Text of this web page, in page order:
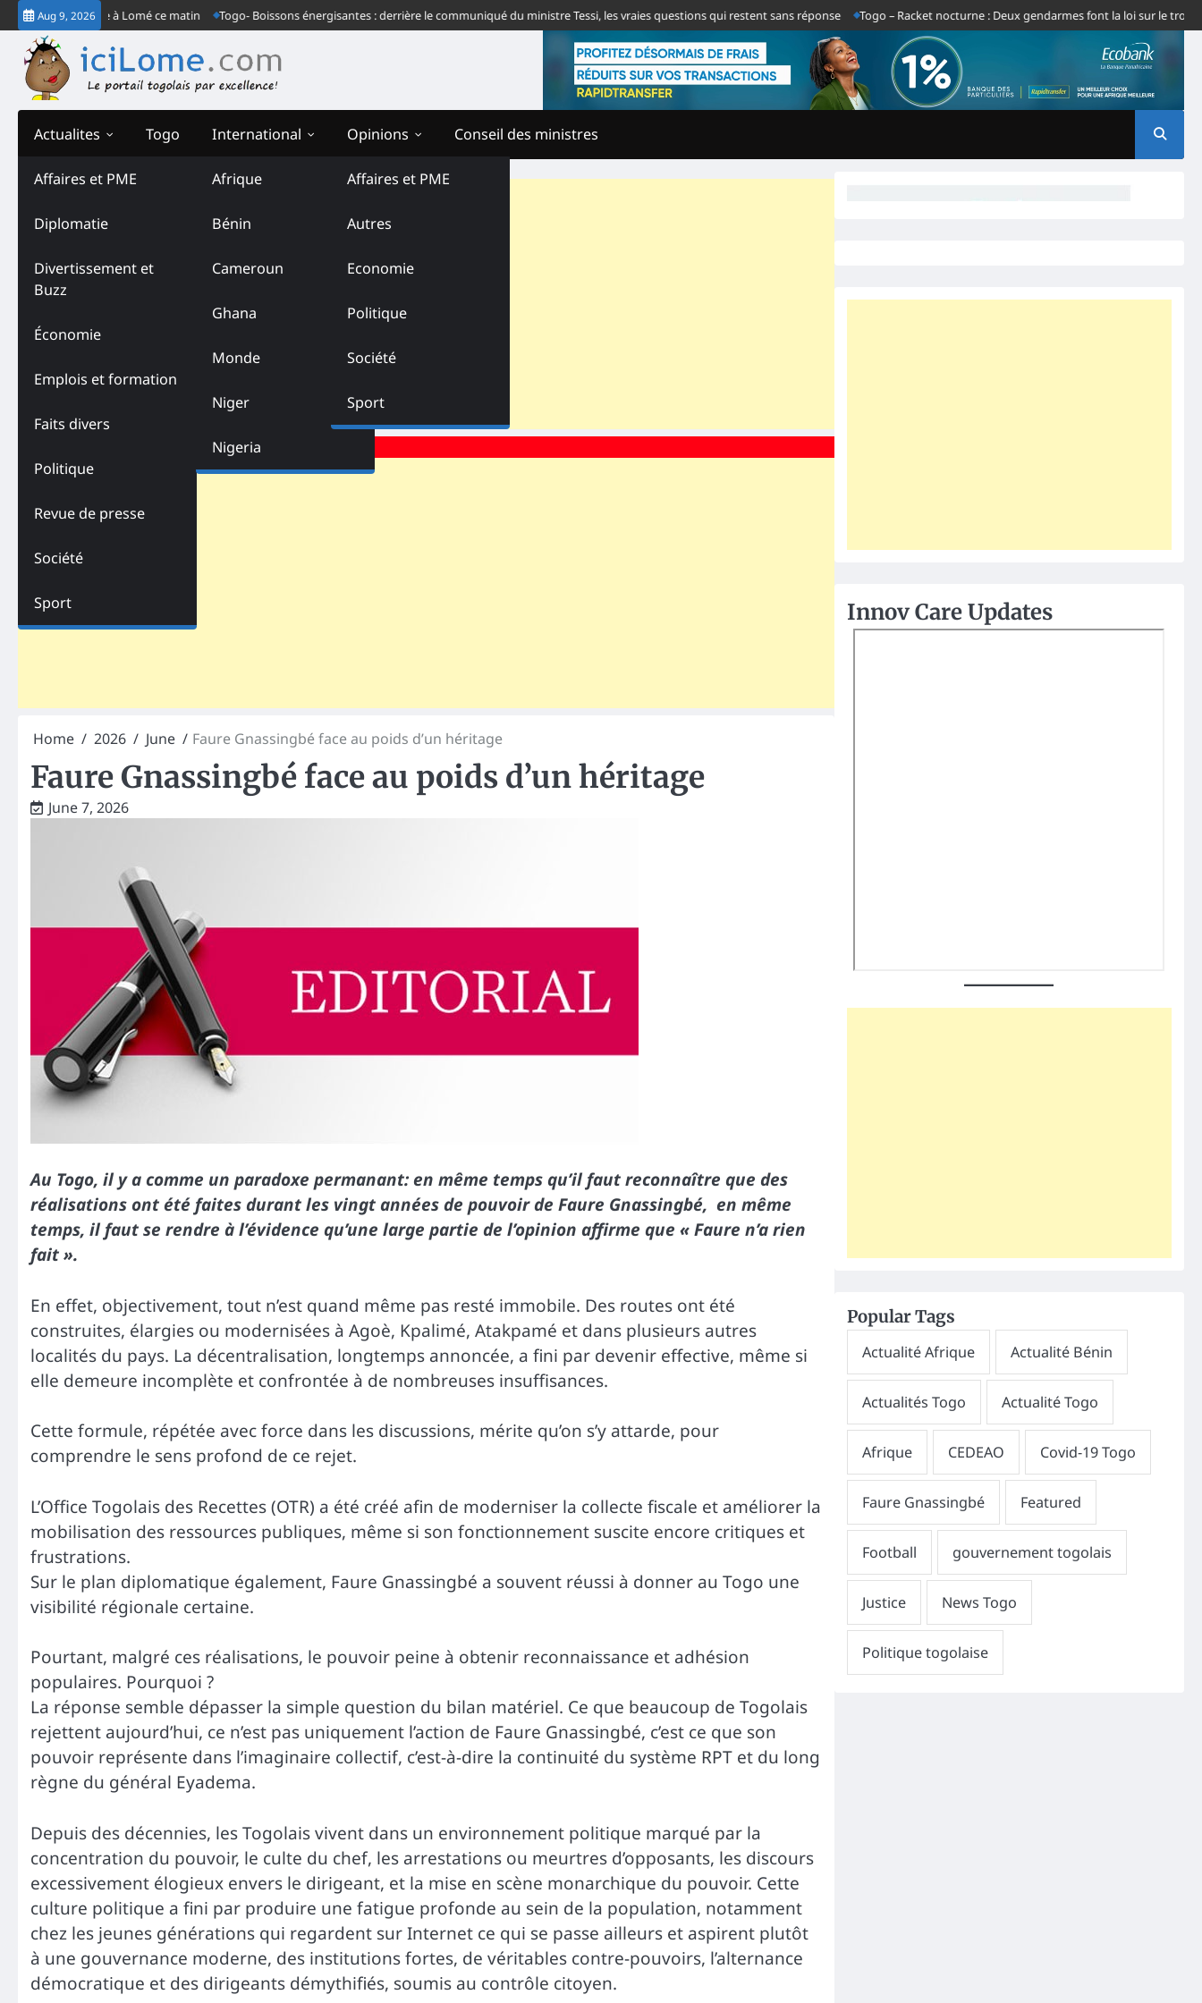
Skip
to
content
Aug 9, 2026
ordinaire à Lomé ce matin Togo- Boissons énergisantes : derrière le communiqué du ministre Tessi, les vraies questions qui restent sans réponse Togo – Racket nocturne : Deux gendarmes font la loi sur le tronçon
Actualites
Affaires et PME
Diplomatie
Divertissement et
Buzz
Économie
Emplois et formation
Faits divers
Politique
Revue de presse
Société
Sport
Togo International
Afrique
Bénin
Cameroun
Ghana
Monde
Niger
Nigeria
Opinions
Affaires et PME
Autres
Economie
Politique
Société
Sport
Conseil des ministres
Home 2026 June Faure Gnassingbé face au poids d’un héritage
Faure Gnassingbé face au poids d’un héritage
June 7, 2026
Au Togo, il y a comme un paradoxe permanant: en même temps qu’il faut reconnaître que des
réalisations ont été faites durant les vingt années de pouvoir de Faure Gnassingbé, en même
temps, il faut se rendre à l’évidence qu’une large partie de l’opinion affirme que « Faure n’a rien
fait ».
En effet, objectivement, tout n’est quand même pas resté immobile. Des routes ont été
construites, élargies ou modernisées à Agoè, Kpalimé, Atakpamé et dans plusieurs autres
localités du pays. La décentralisation, longtemps annoncée, a fini par devenir effective, même si
elle demeure incomplète et confrontée à de nombreuses insuffisances.
Cette formule, répétée avec force dans les discussions, mérite qu’on s’y attarde, pour
comprendre le sens profond de ce rejet.
L’Office Togolais des Recettes (OTR) a été créé afin de moderniser la collecte fiscale et améliorer la
mobilisation des ressources publiques, même si son fonctionnement suscite encore critiques et
frustrations.
Sur le plan diplomatique également, Faure Gnassingbé a souvent réussi à donner au Togo une
visibilité régionale certaine.
Pourtant, malgré ces réalisations, le pouvoir peine à obtenir reconnaissance et adhésion
populaires. Pourquoi ?
La réponse semble dépasser la simple question du bilan matériel. Ce que beaucoup de Togolais
rejettent aujourd’hui, ce n’est pas uniquement l’action de Faure Gnassingbé, c’est ce que son
pouvoir représente dans l’imaginaire collectif, c’est-à-dire la continuité du système RPT et du long
règne du général Eyadema.
Depuis des décennies, les Togolais vivent dans un environnement politique marqué par la
concentration du pouvoir, le culte du chef, les arrestations ou meurtres d’opposants, les discours
excessivement élogieux envers le dirigeant, et la mise en scène monarchique du pouvoir. Cette
culture politique a fini par produire une fatigue profonde au sein de la population, notamment
chez les jeunes générations qui regardent sur Internet ce qui se passe ailleurs et aspirent plutôt
à une gouvernance moderne, des institutions fortes, de véritables contre-pouvoirs, l’alternance
démocratique et des dirigeants démythifiés, soumis au contrôle citoyen.
Innov Care Updates
Popular Tags